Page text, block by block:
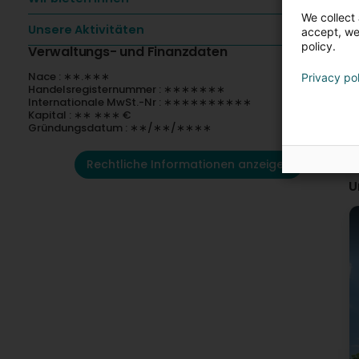
Unsere Aktivitäten
Verwaltungs- und Finanzdaten
Nace : ∗∗.∗∗∗
Handelsregisternummer : ∗∗∗∗∗∗∗
Internationale MwSt.-Nr : ∗∗∗∗∗∗∗∗∗∗
Kapital : ∗∗ ∗∗∗ €
Gründungsdatum : ∗∗/∗∗/∗∗∗∗
Rechtliche Informationen anzeigen
We
accept,
policy.
Privacy